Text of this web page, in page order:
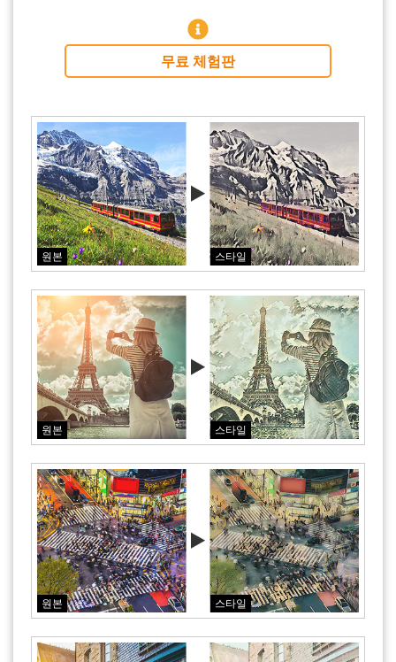
무료 체험판
원본 스타일
원본 스타일
원본 스타일